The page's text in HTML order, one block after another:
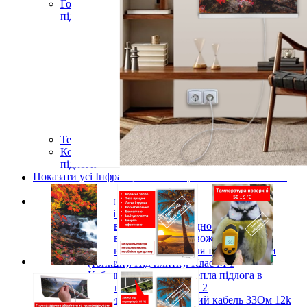
Готові комплекти теплої інфрачервоної плівкової
підлоги
Monocrystal під будь-які покриття
Комплекти для монтажу теплої підлоги
Monocrystal під плитку
Комплекти для монтажу теплої підлоги
Monocrystal (з терморегулятором) під будь-які
Комплекти для монтажу теплої підлоги
Monocrystal (з терморегулятором) під плитку
Терморегулятори для теплої підлоги
Комплектуючі для монтажу теплої електричної
підлоги
Показати усі Інфрачервона електрична плівкова тепла
підлога
Кабельні системи опалення
Нагрівальні кабелі
Нагрівальний кабель одножильний
Нагрівальний кабель двожильний
Нагрівальний кабель для теплої підлоги
(тонкий). Під плитку. Клас М 1
Кабельна електрична тепла підлога в
бетонну стяжку Клас М 2
Вуглецевий нагрівальний кабель 33Ом 12k